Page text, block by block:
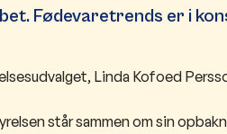
Fødevaretrends er i
Linda Kofoed
står sammen om sin